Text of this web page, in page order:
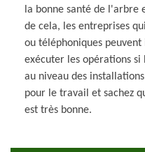
la bonne santé de l'arbre
de cela, les entreprises
ou téléphoniques
exécuter les opérations
au niveau des
pour le travail et sachez
est très bonne.